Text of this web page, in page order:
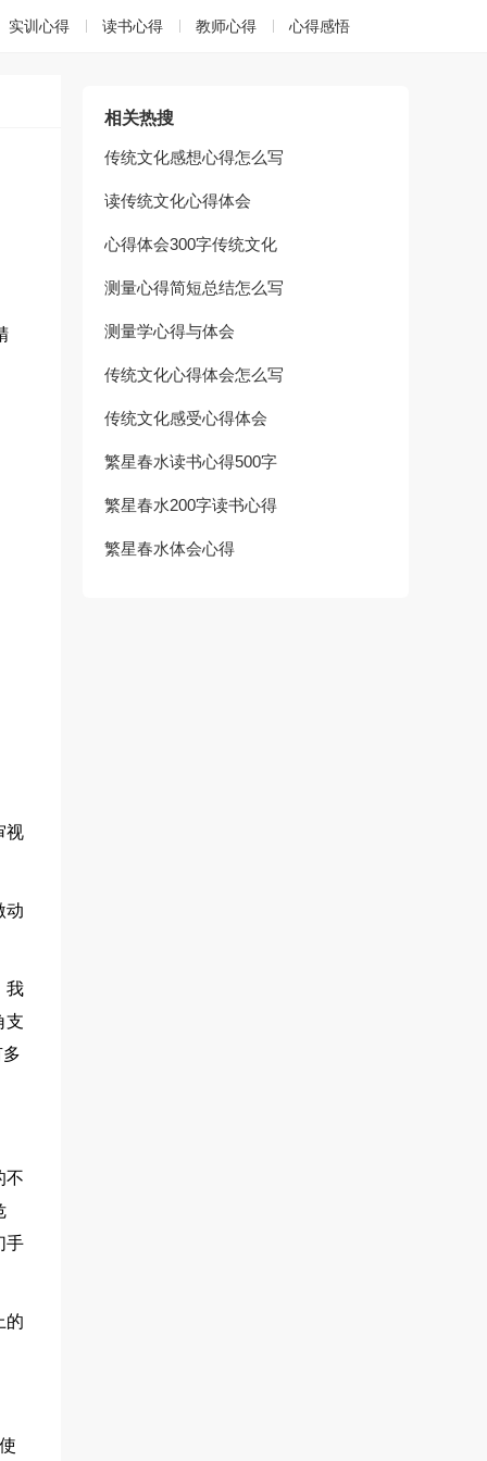
实训心得 读书心得 教师心得 心得感悟
视
动
我
支
不
手
的
相关热搜
传统文化感想心得怎么写
读传统文化心得体会
心得体会300字传统文化
测量心得简短总结怎么写
测量学心得与体会
传统文化心得体会怎么写
传统文化感受心得体会
繁星春水读书心得500字
繁星春水200字读书心得
繁星春水体会心得